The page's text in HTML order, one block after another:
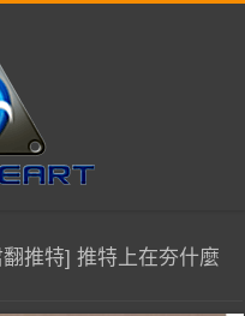
推特] 推特上在夯什麼